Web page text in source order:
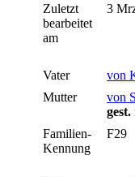
Zuletzt
bearbeitet
am
3
Vater
von
Mutter
von
gest.
Familien-
Kennung
F29